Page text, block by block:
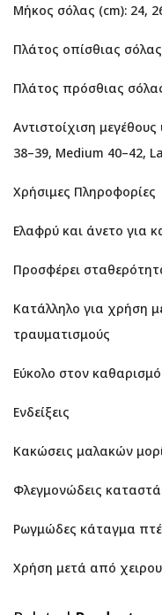
Μήκος σόλας (cm): 24,
Πλάτος οπίσθιας
Πλάτος πρόσθιας
Αντιστοίχιση
38–39, Medium 40–42,
Χρήσιμες Πληροφορίες
Ελαφρύ και άνετο για
Προσφέρει
Κατάλληλο για χρήση
τραυματισμούς
Εύκολο στον
Ενδείξεις
Κακώσεις μαλακών
Φλεγμονώδεις
Ρωγμώδες κάταγμα
Χρήση μετά από